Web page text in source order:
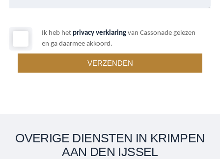
Ik heb het privacy verklaring van Cassonade gelezen
en ga daarmee akkoord.
OVERIGE DIENSTEN IN KRIMPEN
AAN DEN IJSSEL